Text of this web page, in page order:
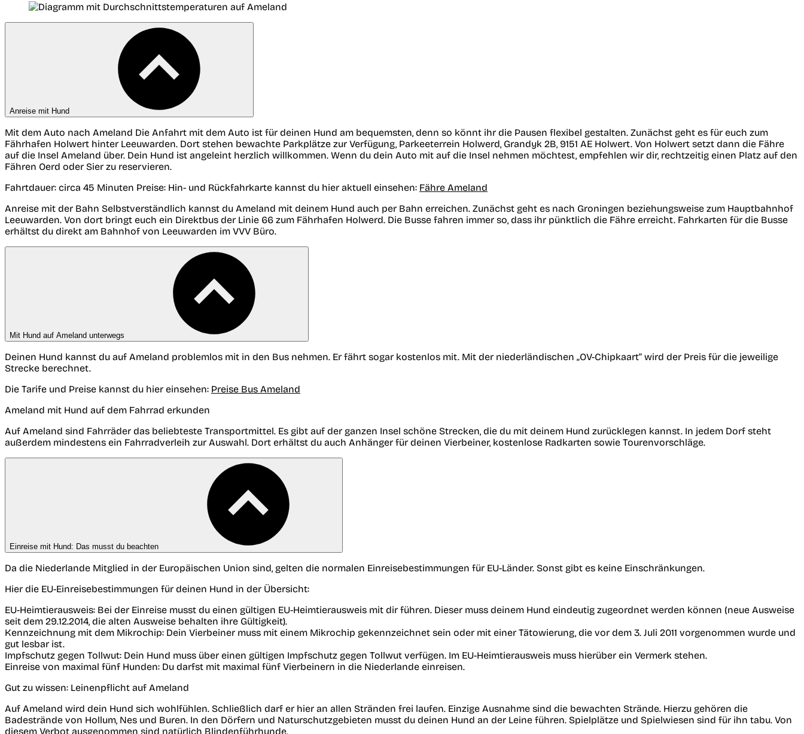
Anreise mit Hund
Mit dem Auto nach Ameland Die Anfahrt mit dem Auto ist für deinen Hund am bequemsten, denn so könnt ihr die Pausen flexibel gestalten. Zunächst geht es für euch zum
Fährhafen Holwert hinter Leeuwarden. Dort stehen bewachte Parkplätze zur Verfügung, Parkeeterrein Holwerd, Grandyk 2B, 9151 AE Holwert. Von Holwert setzt dann die Fähre
auf die Insel Ameland über. Dein Hund ist angeleint herzlich willkommen. Wenn du dein Auto mit auf die Insel nehmen möchtest, empfehlen wir dir, rechtzeitig einen Platz auf den
Fähren Oerd oder Sier zu reservieren.
Fahrtdauer: circa 45 Minuten Preise: Hin- und Rückfahrkarte kannst du hier aktuell einsehen: Fähre Ameland
Anreise mit der Bahn Selbstverständlich kannst du Ameland mit deinem Hund auch per Bahn erreichen. Zunächst geht es nach Groningen beziehungsweise zum Hauptbahnhof
Leeuwarden. Von dort bringt euch ein Direktbus der Linie 66 zum Fährhafen Holwerd. Die Busse fahren immer so, dass ihr pünktlich die Fähre erreicht. Fahrkarten für die Busse
erhältst du direkt am Bahnhof von Leeuwarden im VVV Büro.
Mit Hund auf Ameland unterwegs
Deinen Hund kannst du auf Ameland problemlos mit in den Bus nehmen. Er fährt sogar kostenlos mit. Mit der niederländischen „OV-Chipkaart“ wird der Preis für die jeweilige
Strecke berechnet.
Die Tarife und Preise kannst du hier einsehen: Preise Bus Ameland
Ameland mit Hund auf dem Fahrrad erkunden
Auf Ameland sind Fahrräder das beliebteste Transportmittel. Es gibt auf der ganzen Insel schöne Strecken, die du mit deinem Hund zurücklegen kannst. In jedem Dorf steht
außerdem mindestens ein Fahrradverleih zur Auswahl. Dort erhältst du auch Anhänger für deinen Vierbeiner, kostenlose Radkarten sowie Tourenvorschläge.
Einreise mit Hund: Das musst du beachten
Da die Niederlande Mitglied in der Europäischen Union sind, gelten die normalen Einreisebestimmungen für EU-Länder. Sonst gibt es keine Einschränkungen.
Hier die EU-Einreisebestimmungen für deinen Hund in der Übersicht:
EU-Heimtierausweis: Bei der Einreise musst du einen gültigen EU-Heimtierausweis mit dir führen. Dieser muss deinem Hund eindeutig zugeordnet werden können (neue Ausweise
seit dem 29.12.2014, die alten Ausweise behalten ihre Gültigkeit).
Kennzeichnung mit dem Mikrochip: Dein Vierbeiner muss mit einem Mikrochip gekennzeichnet sein oder mit einer Tätowierung, die vor dem 3. Juli 2011 vorgenommen wurde und
gut lesbar ist.
Impfschutz gegen Tollwut: Dein Hund muss über einen gültigen Impfschutz gegen Tollwut verfügen. Im EU-Heimtierausweis muss hierüber ein Vermerk stehen.
Einreise von maximal fünf Hunden: Du darfst mit maximal fünf Vierbeinern in die Niederlande einreisen.
Gut zu wissen: Leinenpflicht auf Ameland
Auf Ameland wird dein Hund sich wohlfühlen. Schließlich darf er hier an allen Stränden frei laufen. Einzige Ausnahme sind die bewachten Strände. Hierzu gehören die
Badestrände von Hollum, Nes und Buren. In den Dörfern und Naturschutzgebieten musst du deinen Hund an der Leine führen. Spielplätze und Spielwiesen sind für ihn tabu. Von
diesem Verbot ausgenommen sind natürlich Blindenführhunde.